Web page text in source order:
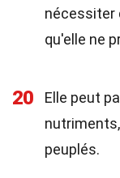
nécessiter
qu'elle ne
20
Elle peut
peuplés.